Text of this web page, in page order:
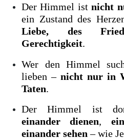
Der Himmel istnicht
ein Zustand des
Liebe, des
Gerechtigkeit.
Wer den Himmel
lieben –nicht nur in
Taten.
Der Himmel ist
einander dienen,
einander sehen – wie